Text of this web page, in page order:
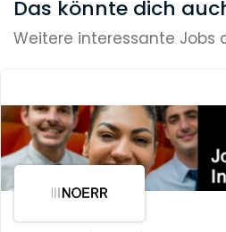
Das könnte dich
Weitere interessante Jobs